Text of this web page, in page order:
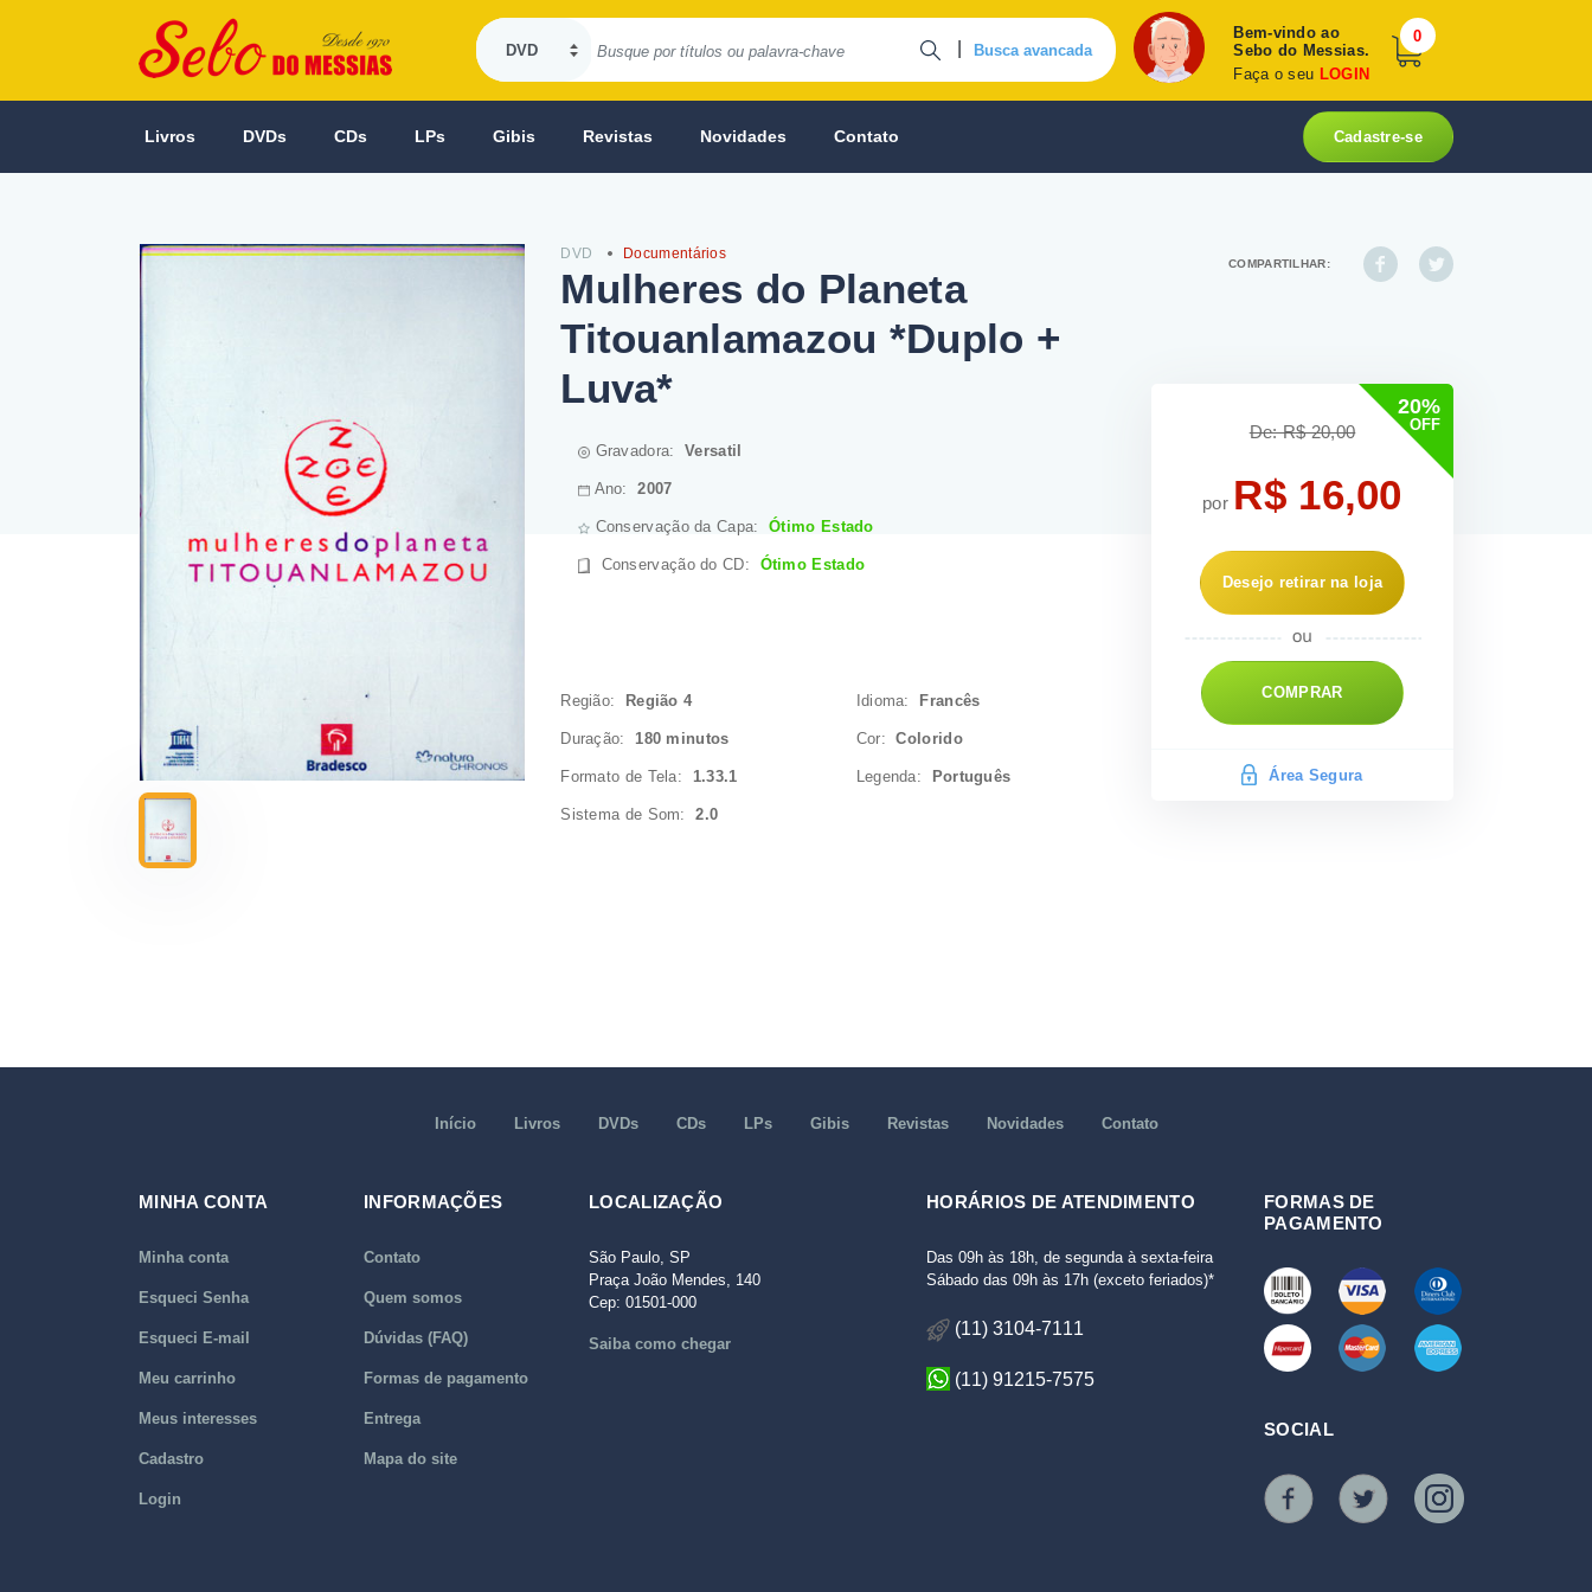
Busca avancada
Bem-vindo ao
Sebo do Messias.
Faça o seu LOGIN
0
Livros DVDs CDs LPs Gibis Revistas Novidades Contato Cadastre-se
DVD Documentários
Mulheres do Planeta
Titouanlamazou *Duplo +
Luva*
Gravadora:Versatil
Ano:2007
Conservação da Capa:Ótimo Estado
Conservação do CD: Ótimo Estado
Região: Região 4 Idioma: Francês
Duração:180 minutos Cor:Colorido
Formato de Tela: 1.33.1 Legenda: Português
Sistema de Som:2.0
COMPARTILHAR:
20%
OFF
De: R$ 20,00
por R$ 16,00
Desejo retirar na loja
COMPRAR
Área Segura
Início Livros DVDs CDs LPs Gibis Revistas Novidades Contato
MINHA CONTA
Minha conta
Esqueci Senha
Esqueci E-mail
Meu carrinho
Meus interesses
Cadastro
Login
INFORMAÇÕES
Contato
Quem somos
Dúvidas (FAQ)
Formas de pagamento
Entrega
Mapa do site
LOCALIZAÇÃO
São Paulo, SP
Praça João Mendes, 140
Cep: 01501-000
Saiba como chegar
HORÁRIOS DE ATENDIMENTO
Das 09h às 18h, de segunda à sexta-feira
Sábado das 09h às 17h (exceto feriados)*
(11) 3104-7111
(11) 91215-7575
FORMAS DE
PAGAMENTO
SOCIAL